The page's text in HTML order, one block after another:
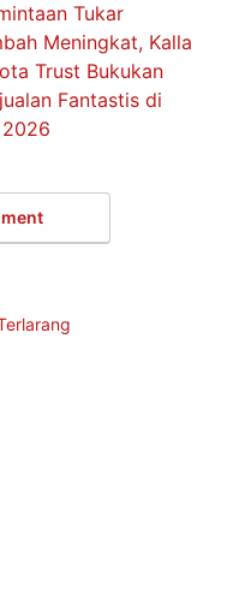
Tukar
Meningkat, Kalla
Trust Bukukan
Fantastis di